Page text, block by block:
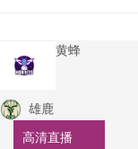
黄蜂
雄鹿
高清直播